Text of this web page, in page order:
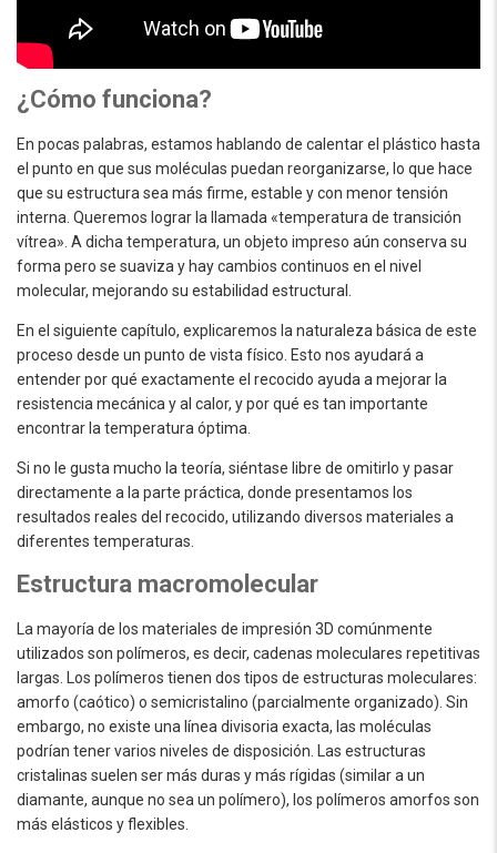
¿Cómo funciona?
En pocas palabras, estamos hablando de calentar el plástico hasta
el punto en que sus moléculas puedan reorganizarse, lo que hace
que su estructura sea más firme, estable y con menor tensión
interna. Queremos lograr la llamada «temperatura de transición
vítrea». A dicha temperatura, un objeto impreso aún conserva su
forma pero se suaviza y hay cambios continuos en el nivel
molecular, mejorando su estabilidad estructural.
En el siguiente capítulo, explicaremos la naturaleza básica de este
proceso desde un punto de vista físico. Esto nos ayudará a
entender por qué exactamente el recocido ayuda a mejorar la
resistencia mecánica y al calor, y por qué es tan importante
encontrar la temperatura óptima.
Si no le gusta mucho la teoría, siéntase libre de omitirlo y pasar
directamente a la parte práctica, donde presentamos los
resultados reales del recocido, utilizando diversos materiales a
diferentes temperaturas.
Estructura macromolecular
La mayoría de los materiales de impresión 3D comúnmente
utilizados son polímeros, es decir, cadenas moleculares repetitivas
largas. Los polímeros tienen dos tipos de estructuras moleculares:
amorfo (caótico) o semicristalino (parcialmente organizado). Sin
embargo, no existe una línea divisoria exacta, las moléculas
podrían tener varios niveles de disposición. Las estructuras
cristalinas suelen ser más duras y más rígidas (similar a un
diamante, aunque no sea un polímero), los polímeros amorfos son
más elásticos y flexibles.